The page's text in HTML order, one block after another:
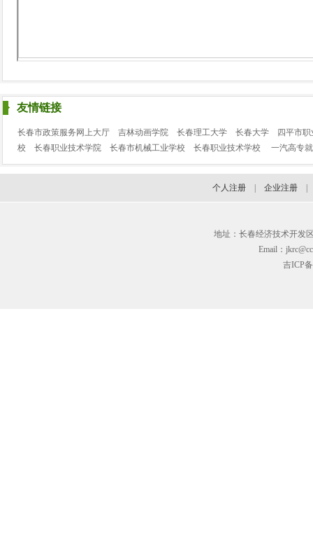
友情链接
长春市政策服务网上大厅 吉林动画学院 长春理工大学 长春大学
四平市
校
长春职业技术学院 长春市机械工业学校 长春职业技术学校 一汽高专
个人注册 企业注册
地址：长春经济技术开发
Email：
吉ICP